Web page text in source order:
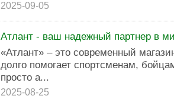
2025-09-05
Атлант - ваш надежный партнер в
«Атлант» – это современный
долго помогает спортсменам,
просто а...
2025-08-25